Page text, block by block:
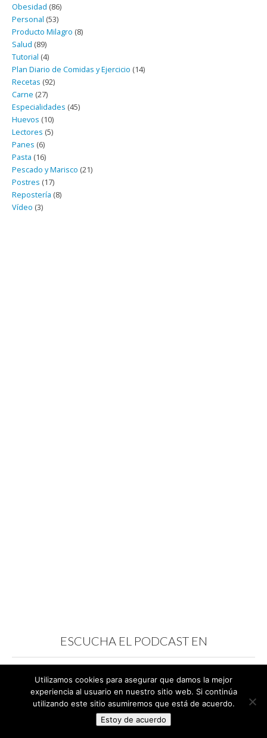
Obesidad (86)
Personal (53)
Producto Milagro (8)
Salud (89)
Tutorial (4)
Plan Diario de Comidas y Ejercicio (14)
Recetas (92)
Carne (27)
Especialidades (45)
Huevos (10)
Lectores (5)
Panes (6)
Pasta (16)
Pescado y Marisco (21)
Postres (17)
Repostería (8)
Vídeo (3)
ESCUCHA EL PODCAST EN
Utilizamos cookies para asegurar que damos la mejor
experiencia al usuario en nuestro sitio web. Si continúa
utilizando este sitio asumiremos que está de acuerdo.
Estoy de acuerdo